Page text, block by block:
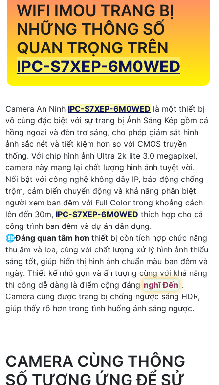
WIFI IMOU TRANG BỊ
NHỮNG THÔNG SỐ
QUAN TRỌNG TRÊN
IPC-S7XEP-6M0WED
Camera An Ninh IPC-S7XEP-6M0WED là một thiết bị
vô cùng đặc biệt với sự trang bị Ánh Sáng Kép gồm cả
hồng ngoại và đèn trợ sáng, cho phép giám sát hình
ảnh sắc nét và tiết kiệm hơn so với CMOS truyền
thống. Với chip hình ảnh Ultra 2k lite 3.0 megapixel,
camera này mang lại chất lượng hình ảnh tuyệt vời.
Nổi bật với công nghệ không dây IP, báo động chống
trộm, cảm biến chuyển động và khả năng phân biệt
người xem ban đêm với Full Color trong khoảng cách
lên đến 30m, IPC-S7XEP-6M0WED thích hợp cho cả
công trình ban đêm và dự án dân dụng.
🌐Đáng quan tâm hơn thiết bị còn tích hợp chức năng
thu âm và loa, cùng với chất lượng xử lý hình ảnh thiếu
sáng tốt, giúp hiển thị hình ảnh chuẩn màu ban đêm và
ngày. Thiết kế nhỏ gọn và ấn tượng cùng với khả năng
thi công dễ dàng là điểm cộng đáng nghĩ Đến .
Camera cũng được trang bị chống ngược sáng HDR,
giúp thấy rõ hơn trong tình huống ánh sáng ngược.
CAMERA CÙNG THÔNG
SỐ TƯƠNG ỨNG ĐỂ SỬ